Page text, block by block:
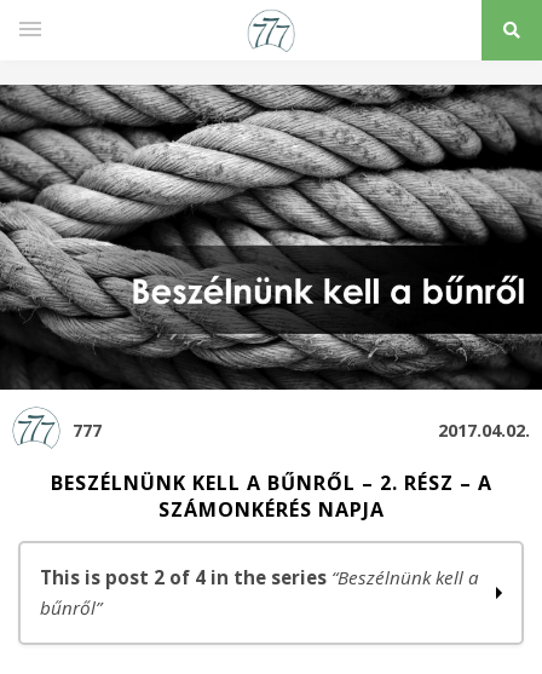
777 2017.04.02.
BESZÉLNÜNK KELL A BŰNRŐL – 2. RÉSZ – A
SZÁMONKÉRÉS NAPJA
This is post 2 of 4 in the series “Beszélnünk kell a
bűnről”